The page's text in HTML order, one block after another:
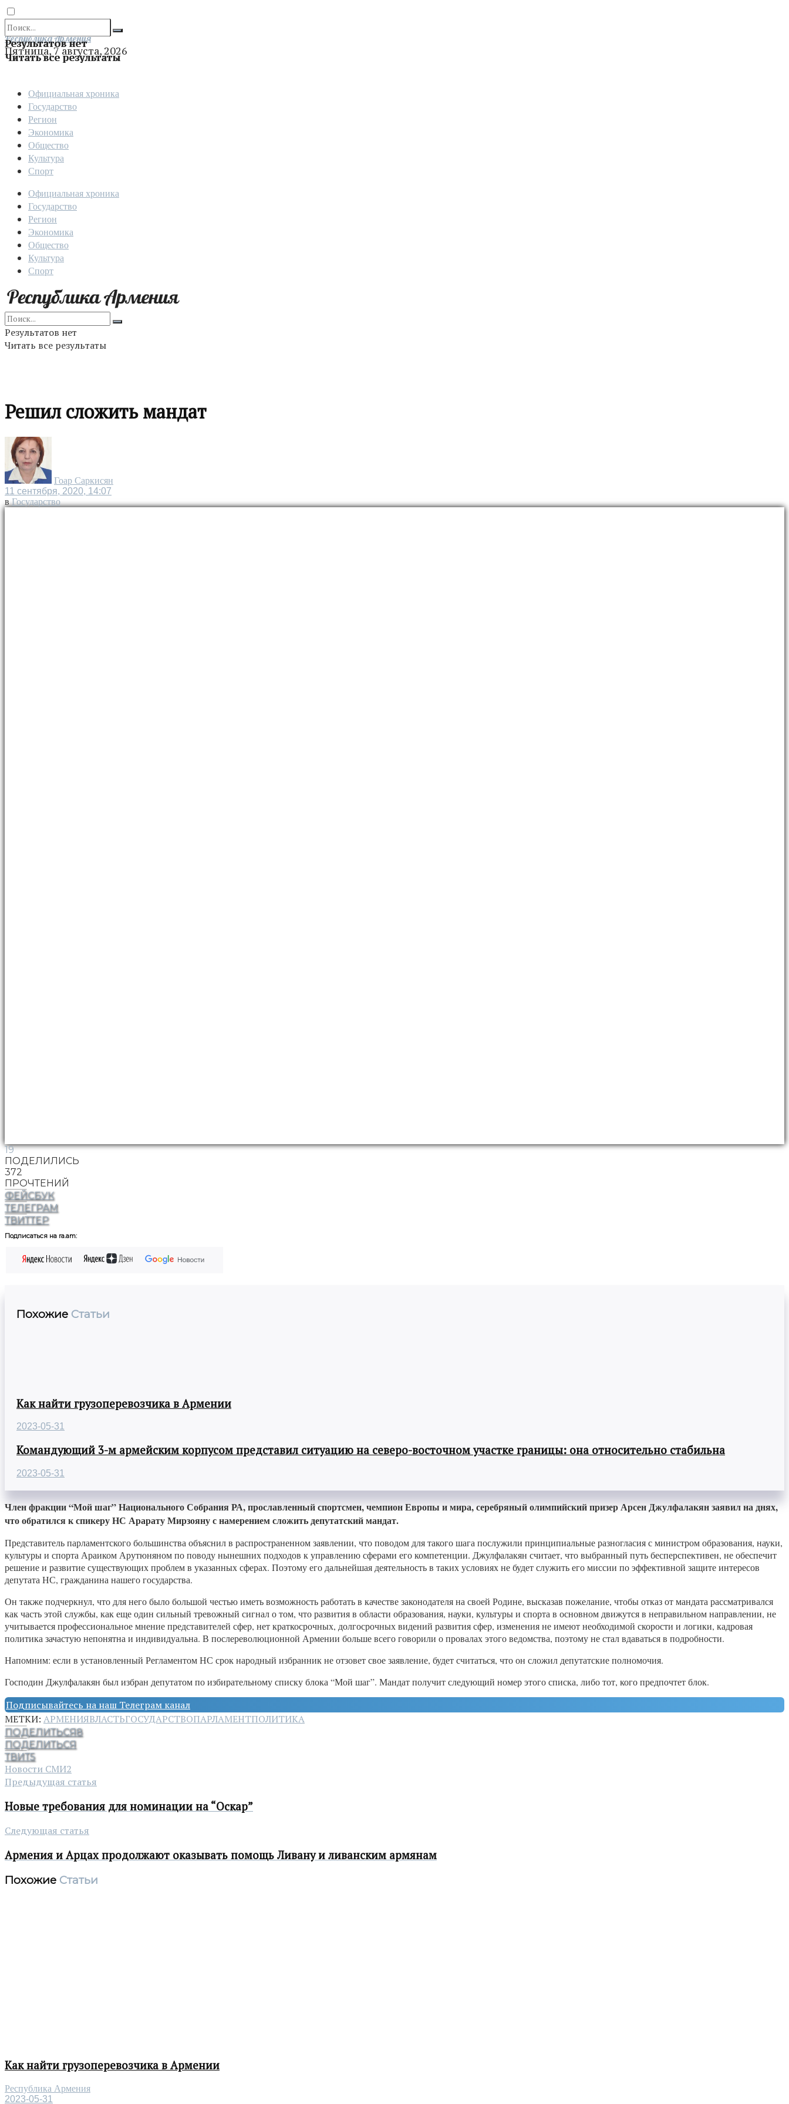
Результатов нет
Читать все результаты
Отправить
Республика Армения
Пятница, 7 августа, 2026
Официальная хроника
Государство
Регион
Экономика
Общество
Культура
Спорт
Официальная хроника
Государство
Регион
Экономика
Общество
Культура
Спорт
Результатов нет
Читать все результаты
Решил сложить мандат
Гоар Саркисян
11 сентября, 2020, 14:07
в Государство
19
ПОДЕЛИЛИСЬ
372
ПРОЧТЕНИЙ
ФЕЙСБУК
ТЕЛЕГРАМ
ТВИТТЕР
Подписаться на ra.am:
Похожие Статьи
Как найти грузоперевозчика в Армении
2023-05-31
Командующий 3-м армейским корпусом представил ситуацию на северо-восточном участке границы: она относительно стабильна
2023-05-31
Член фракции “Мой шаг” Национального Собрания РА, прославленный спортсмен, чемпион Европы и мира, серебряный олимпийский призер Арсен Джулфалакян заявил на днях,
что обратился к спикеру НС Арарату Мирзояну с намерением сложить депутатский мандат.
Представитель парламентского большинства объяснил в распространенном заявлении, что поводом для такого шага послужили принципиальные разногласия с министром образования, науки,
культуры и спорта Араиком Арутюняном по поводу нынешних подходов к управлению сферами его компетенции. Джулфалакян считает, что выбранный путь бесперспективен, не обеспечит
решение и развитие существующих проблем в указанных сферах. Поэтому его дальнейшая деятельность в таких условиях не будет служить его миссии по эффективной защите интересов
депутата НС, гражданина нашего государства.
Он также подчеркнул, что для него было большой честью иметь возможность работать в качестве законодателя на своей Родине, высказав пожелание, чтобы отказ от мандата рассматривался
как часть этой службы, как еще один сильный тревожный сигнал о том, что развития в области образования, науки, культуры и спорта в основном движутся в неправильном направлении, не
учитывается профессиональное мнение представителей сфер, нет краткосрочных, долгосрочных видений развития сфер, изменения не имеют необходимой скорости и логики, кадровая
политика зачастую непонятна и индивидуальна. В послереволюционной Армении больше всего говорили о провалах этого ведомства, поэтому не стал вдаваться в подробности.
Напомним: если в установленный Регламентом НС срок народный избранник не отзовет свое заявление, будет считаться, что он сложил депутатские полномочия.
Господин Джулфалакян был избран депутатом по избирательному списку блока “Мой шаг”. Мандат получит следующий номер этого списка, либо тот, кого предпочтет блок.
Подписывайтесь на наш Телеграм канал
МЕТКИ: АРМЕНИЯВЛАСТЬГОСУДАРСТВОПАРЛАМЕНТПОЛИТИКА
ПОДЕЛИТЬСЯ8
ПОДЕЛИТЬСЯ
ТВИТ5
Новости СМИ2
Предыдущая статья
Новые требования для номинации на “Оскар”
Следующая статья
Армения и Арцах продолжают оказывать помощь Ливану и ливанским армянам
Похожие Статьи
Как найти грузоперевозчика в Армении
Республика Армения
2023-05-31